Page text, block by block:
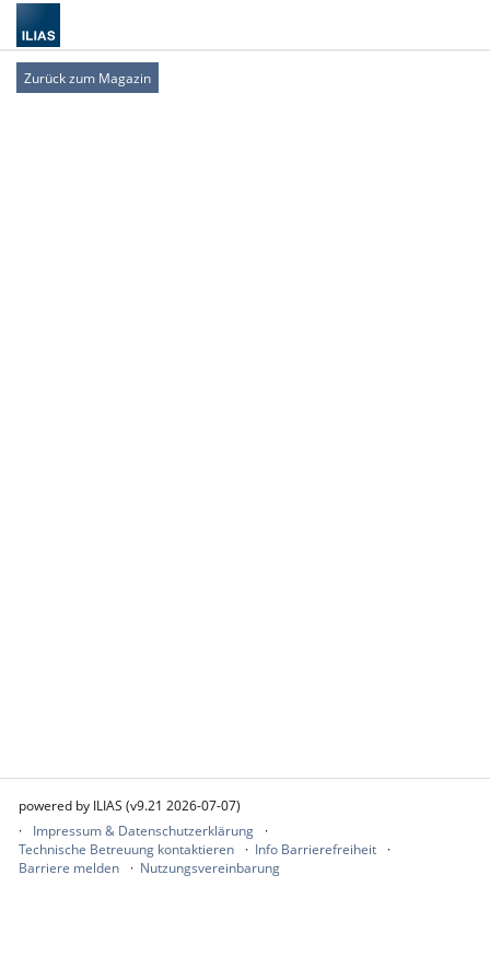
Zurück zum Magazin
powered by ILIAS (v9.21 2026-07-07)
Impressum & Datenschutzerklärung
Technische Betreuung kontaktieren
Info Barrierefreiheit
Barriere melden
Nutzungsvereinbarung